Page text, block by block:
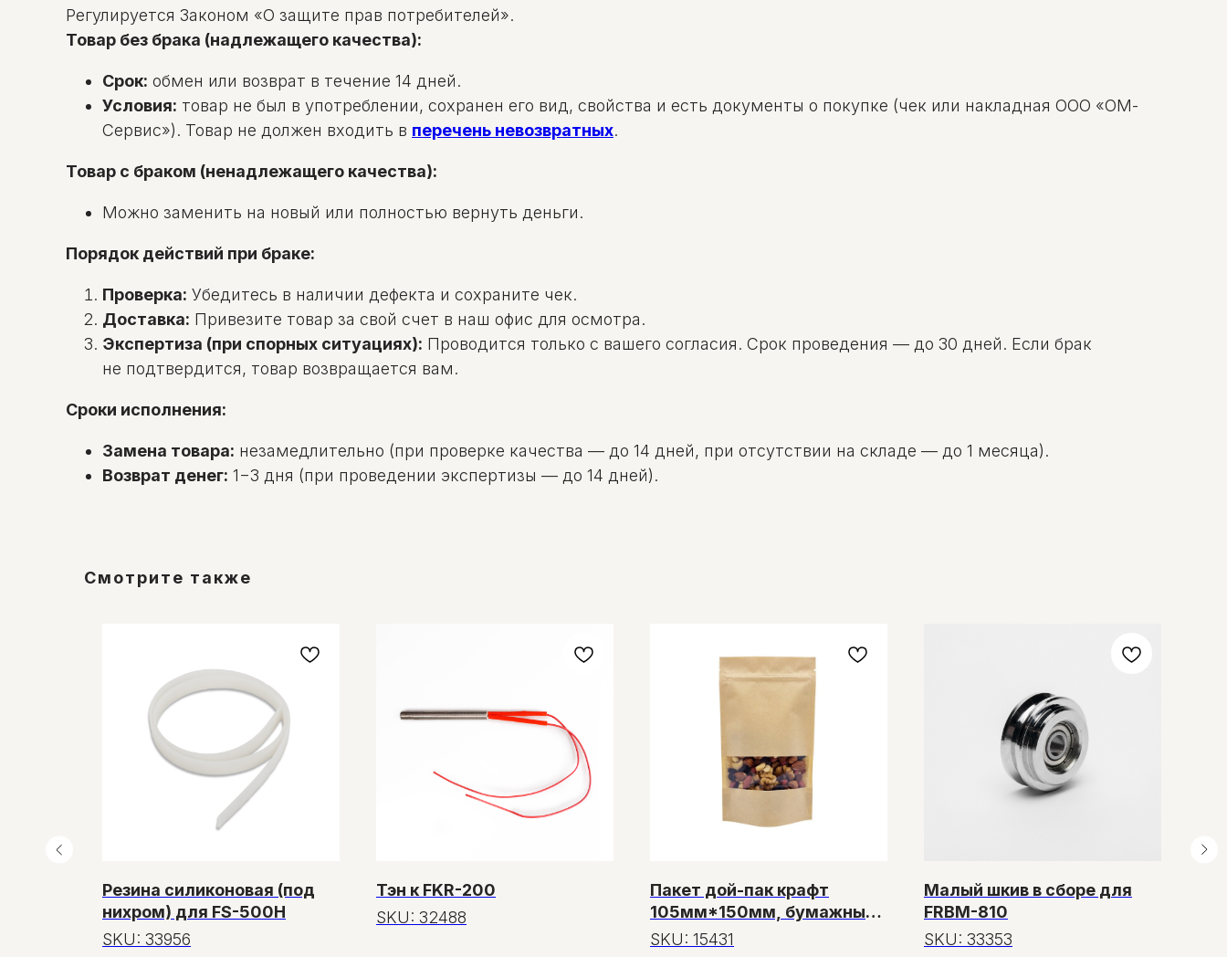
Регулируется Законом «О защите прав потребителей».
Товар без брака (надлежащего качества):
Срок: обмен или возврат в течение 14 дней.
Условия: товар не был в употреблении, сохранен его вид, свойства и есть документы о покупке (чек или накладная ООО «ОМ-
Сервис»). Товар не должен входить в перечень невозвратных.
Товар с браком (ненадлежащего качества):
Можно заменить на новый или полностью вернуть деньги.
Порядок действий при браке:
Проверка: Убедитесь в наличии дефекта и сохраните чек.
Доставка: Привезите товар за свой счет в наш офис для осмотра.
Экспертиза (при спорных ситуациях): Проводится только с вашего согласия. Срок проведения — до 30 дней. Если брак
не подтвердится, товар возвращается вам.
Сроки исполнения:
Замена товара: незамедлительно (при проверке качества — до 14 дней, при отсутствии на складе — до 1 месяца).
Возврат денег: 1−3 дня (при проведении экспертизы — до 14 дней).
Смотрите также
Резина силиконовая (под
нихром) для FS-500H
SKU: 33956
Тэн к FKR-200
SKU: 32488
Пакет дой-пак крафт
105мм*150мм, бумажный,
гладкий с окном
SKU: 15431
Малый шкив в сборе для
FRBM-810
SKU: 33353